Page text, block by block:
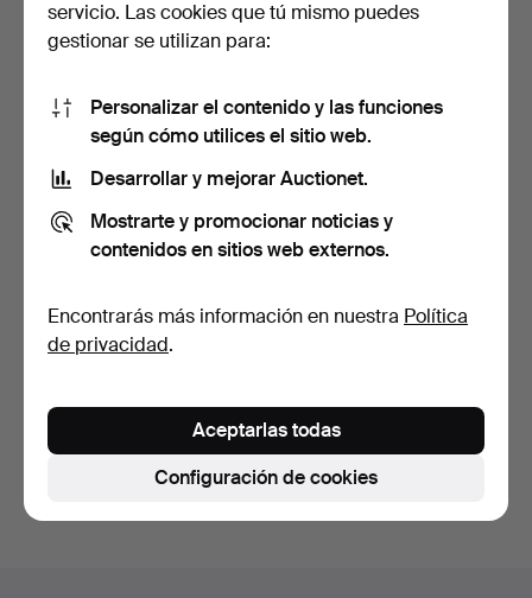
RELOJ DE BOLSILLO, oro
18K.
591 USD
IWC, reloj de frac, acero, ref
961454.
8 días
257 USD
También puedes buscar ennuestro archivo de
subastas concluidas.
servicio. Las cookies que tú mismo puedes
gestionar se utilizan para:
Personalizar el contenido y las funciones
según cómo utilices el sitio web.
Desarrollar y mejorar Auctionet.
Mostrarte y promocionar noticias y
contenidos en sitios web externos.
Encontrarás más información en nuestra Política
de privacidad.
Configuración de cookies
Aceptarlas todas